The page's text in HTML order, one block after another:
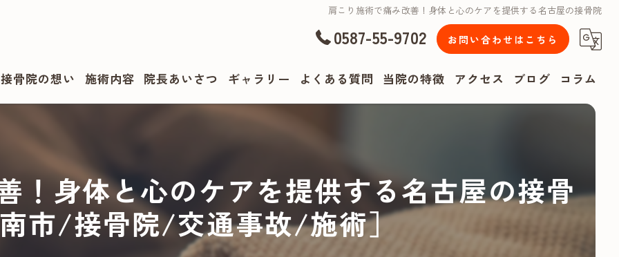
肩こり施術で痛み改善！身体と心のケアを提供する名古屋の接骨院
0587-55-9702 お問い合わせはこちら
骨院の想い 施術内容 院長あいさつ ギャラリー よくある質問 当院の特徴
肩こり
アクセス ブログ コラム
！身体と心のケアを提供する名古屋の接骨
市/接骨院/交通事故/施術］